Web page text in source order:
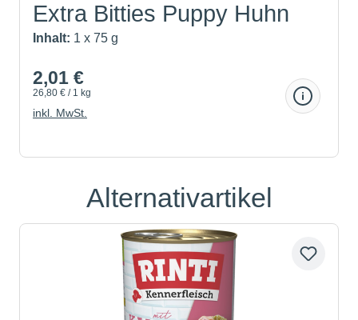
Extra Bitties Puppy Huhn
un...
Inhalt: 1 x 75 g
2,01 €
26,80 € / 1 kg
inkl. MwSt.
Produktgalerie überspringen
Alternativartikel